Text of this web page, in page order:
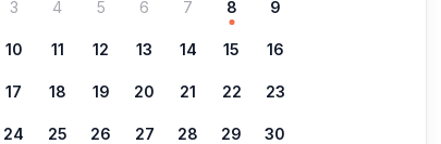
3 4 5 6 7 8 9
10 11 12 13 14 15 16
17 18 19 20 21 22 23
24 25 26 27 28 29 30